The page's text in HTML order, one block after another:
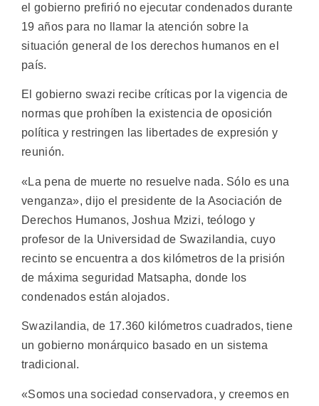
el gobierno prefirió no ejecutar condenados durante
19 años para no llamar la atención sobre la
situación general de los derechos humanos en el
país.
El gobierno swazi recibe críticas por la vigencia de
normas que prohíben la existencia de oposición
política y restringen las libertades de expresión y
reunión.
«La pena de muerte no resuelve nada. Sólo es una
venganza», dijo el presidente de la Asociación de
Derechos Humanos, Joshua Mzizi, teólogo y
profesor de la Universidad de Swazilandia, cuyo
recinto se encuentra a dos kilómetros de la prisión
de máxima seguridad Matsapha, donde los
condenados están alojados.
Swazilandia, de 17.360 kilómetros cuadrados, tiene
un gobierno monárquico basado en un sistema
tradicional.
«Somos una sociedad conservadora, y creemos en